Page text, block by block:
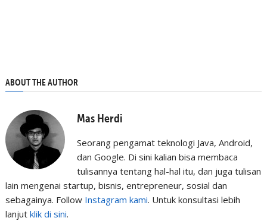
ABOUT THE AUTHOR
Mas Herdi
Seorang pengamat teknologi Java, Android,
dan Google. Di sini kalian bisa membaca
tulisannya tentang hal-hal itu, dan juga tulisan
lain mengenai startup, bisnis, entrepreneur, sosial dan
sebagainya. Follow Instagram kami. Untuk konsultasi lebih
lanjut klik di sini.